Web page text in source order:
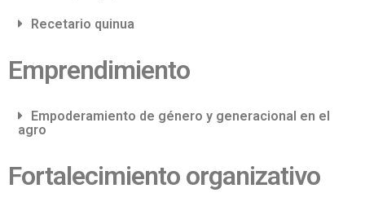
Recetario quinua
Emprendimiento
Empoderamiento de género y generacional en el
agro
Fortalecimiento organizativo